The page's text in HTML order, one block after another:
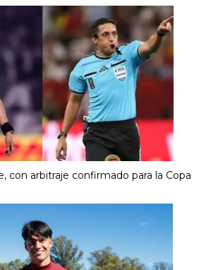
con arbitraje confirmado para la Copa